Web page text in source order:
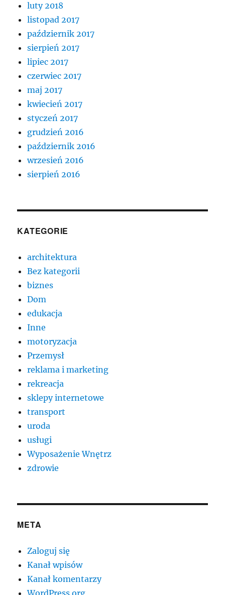
luty 2018
listopad 2017
październik 2017
sierpień 2017
lipiec 2017
czerwiec 2017
maj 2017
kwiecień 2017
styczeń 2017
grudzień 2016
październik 2016
wrzesień 2016
sierpień 2016
KATEGORIE
architektura
Bez kategorii
biznes
Dom
edukacja
Inne
motoryzacja
Przemysł
reklama i marketing
rekreacja
sklepy internetowe
transport
uroda
usługi
Wyposażenie Wnętrz
zdrowie
META
Zaloguj się
Kanał wpisów
Kanał komentarzy